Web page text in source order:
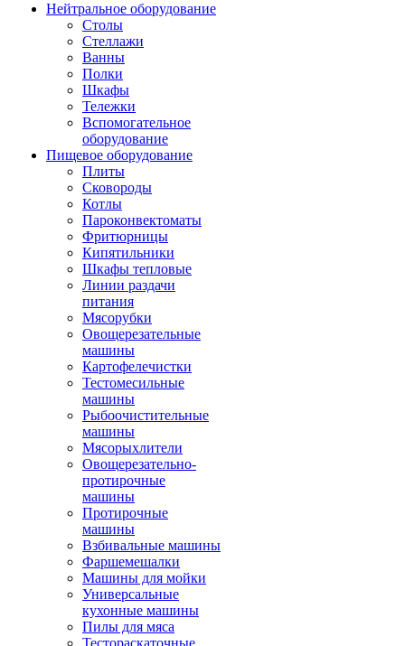
Нейтральное оборудование
Столы
Стеллажи
Ванны
Полки
Шкафы
Тележки
Вспомогательное
оборудование
Пищевое оборудование
Плиты
Сковороды
Котлы
Пароконвектоматы
Фритюрницы
Кипятильники
Шкафы тепловые
Линии раздачи
питания
Мясорубки
Овощерезательные
машины
Картофелечистки
Тестомесильные
машины
Рыбоочистительные
машины
Мясорыхлители
Овощерезательно-
протирочные
машины
Протирочные
машины
Взбивальные машины
Фаршемешалки
Машины для мойки
Универсальные
кухонные машины
Пилы для мяса
Тестораскаточные